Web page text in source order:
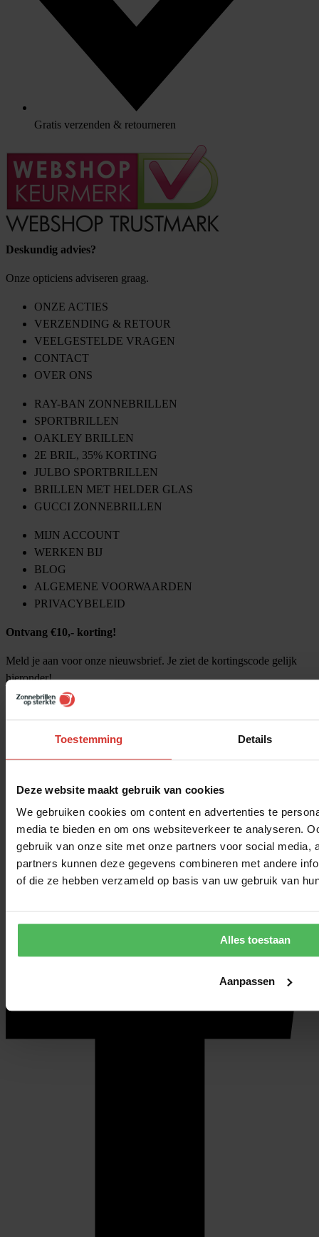
Toestemming Details
Deze website maakt gebruik van cookies
We gebruiken cookies om content en advertenties te
media te bieden en om ons websiteverkeer te analyseren.
gebruik van onze site met onze partners voor social media,
partners kunnen deze gegevens combineren met andere
of die ze hebben verzameld op basis van uw gebruik van
Alles toestaan
Aanpassen
Gratis verzenden & retourneren
Deskundig advies?
Onze opticiens adviseren graag.
ONZE ACTIES
VERZENDING & RETOUR
VEELGESTELDE VRAGEN
CONTACT
OVER ONS
RAY-BAN ZONNEBRILLEN
SPORTBRILLEN
OAKLEY BRILLEN
2E BRIL, 35% KORTING
JULBO SPORTBRILLEN
BRILLEN MET HELDER GLAS
GUCCI ZONNEBRILLEN
MIJN ACCOUNT
WERKEN BIJ
BLOG
ALGEMENE VOORWAARDEN
PRIVACYBELEID
Ontvang €10,- korting!
Meld je aan voor onze nieuwsbrief. Je ziet de kortingscode gelijk
hieronder!